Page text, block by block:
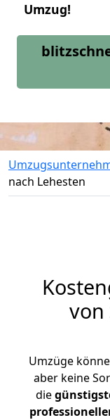
Umzug!
nach Lehesten
von
Umzüge
aber keine
die